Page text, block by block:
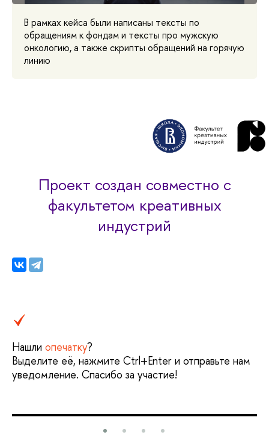
В рамках кейса были написаны тексты по
обращениям к фондам и тексты про мужскую
онкологию, а также скрипты обращений на горячую
линию
Проект создан совместно с
факультетом креативных
индустрий
Нашли опечатку?
Выделите её, нажмите Ctrl+Enter и отправьте нам
уведомление. Спасибо за участие!